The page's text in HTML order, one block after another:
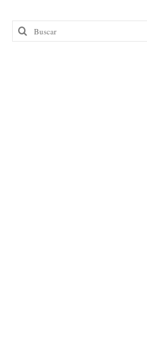
Buscar
por: